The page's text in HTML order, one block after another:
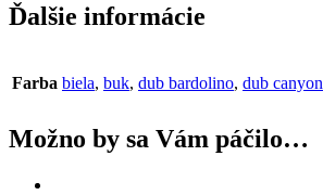
Ďalšie informácie
Farba biela, buk, dub bardolino, dub canyon
Možno by sa Vám páčilo…